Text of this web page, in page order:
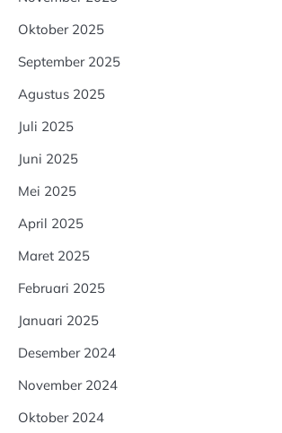
Oktober 2025
September 2025
Agustus 2025
Juli 2025
Juni 2025
Mei 2025
April 2025
Maret 2025
Februari 2025
Januari 2025
Desember 2024
November 2024
Oktober 2024